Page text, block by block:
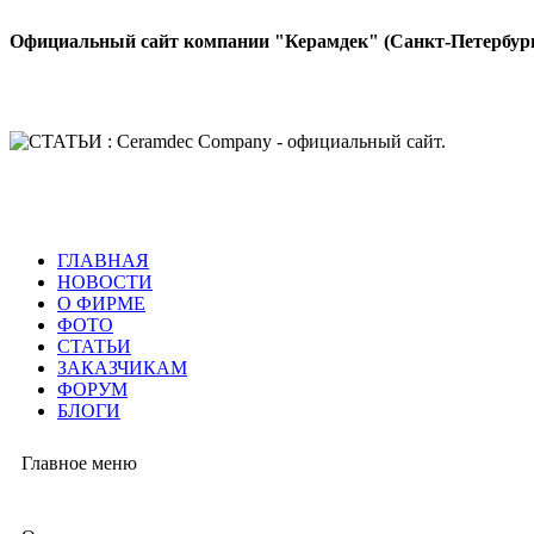
Официальный сайт компании "Керамдек" (Санкт-
ГЛАВНАЯ
НОВОСТИ
О ФИРМЕ
ФОТО
СТАТЬИ
ЗАКАЗЧИКАМ
ФОРУМ
БЛОГИ
Главное меню